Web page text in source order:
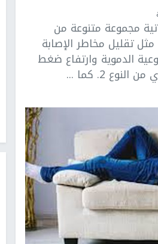
مجموعة متنوعة من
مثل تقليل مخاطر الإصابة
الدموية وارتفاع ضغط
2. كما ...